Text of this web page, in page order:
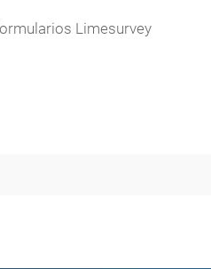
Limesurvey